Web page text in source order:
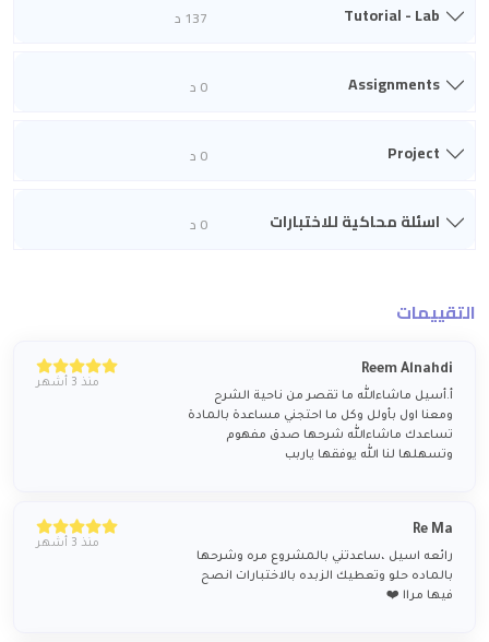
Tutorial - Lab 137 د
Assignments 0 د
Project 0 د
اسئلة محاكية للاختبارات 0 د
التقييمات
Reem Alnahdi
أ.أسيل ماشاءالله ما تقصر من ناحية الشرح
ومعنا اول بأولل وكل ما احتجني مساعدة بالمادة
تساعدك ماشاءالله شرحها صدق مفهوم
وتسهلها لنا الله يوفقها ياربب
منذ 3 أشهر
Re Ma
رائعه اسيل ،ساعدتني بالمشروع مره وشرحها
بالماده حلو وتعطيك الزبده بالاختبارات انصح
فيها مراا ❤️
منذ 3 أشهر